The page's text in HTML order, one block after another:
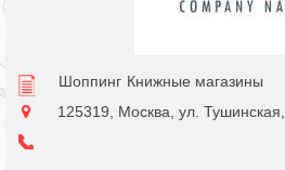
Шоппинг Книжные магазины
125319, Москва, ул. Тушинская,